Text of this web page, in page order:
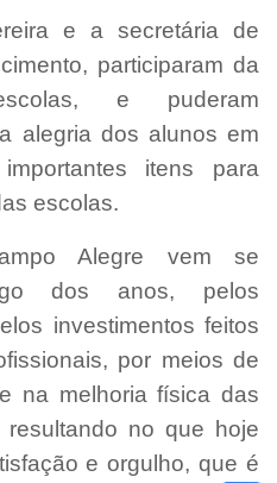
e a secretária de
participaram da
e puderam
alegria dos alunos em
itens para
escolas.
Alegre vem se
dos anos, pelos
investimentos feitos
por meios de
na melhoria física das
no que hoje
e orgulho, que é